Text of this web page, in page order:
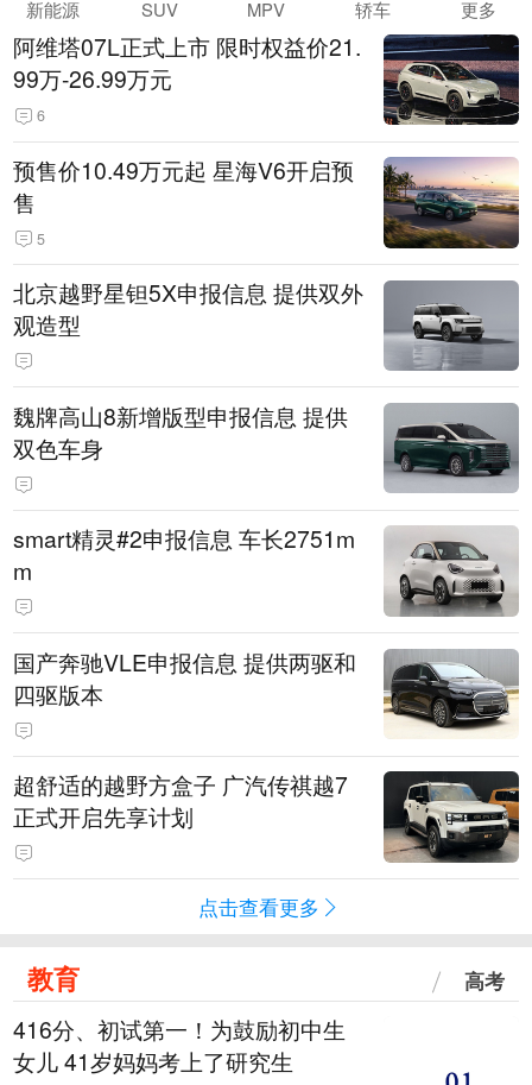
新能源 SUV MPV 轿车 更多
阿维塔07L正式上市 限时权益价21.
99万-26.99万元
6
预售价10.49万元起 星海V6开启预
售
5
北京越野星钽5X申报信息 提供双外
观造型
魏牌高山8新增版型申报信息 提供
双色车身
smart精灵#2申报信息 车长2751m
m
国产奔驰VLE申报信息 提供两驱和
四驱版本
超舒适的越野方盒子 广汽传祺越7
正式开启先享计划
点击查看更多
教育 高考
416分、初试第一！为鼓励初中生
女儿 41岁妈妈考上了研究生